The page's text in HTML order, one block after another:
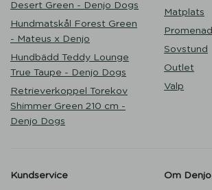
Desert Green - Denjo Dogs
Hundmatskål Forest Green
- Mateus x Denjo
Hundbädd Teddy Lounge
True Taupe - Denjo Dogs
Retrieverkoppel Torekov
Shimmer Green 210 cm -
Denjo Dogs
Matplats
Promenad
Sovstund
Outlet
Valp
Kundservice Om Denjo